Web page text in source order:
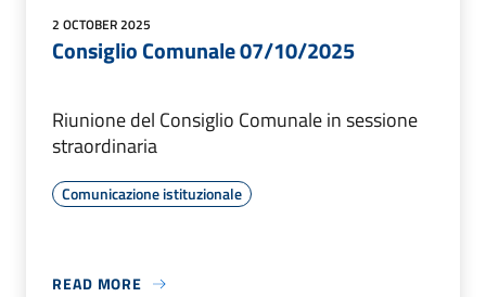
2 OCTOBER 2025
Consiglio Comunale 07/10/2025
Riunione del Consiglio Comunale in sessione
straordinaria
Comunicazione istituzionale
READ MORE